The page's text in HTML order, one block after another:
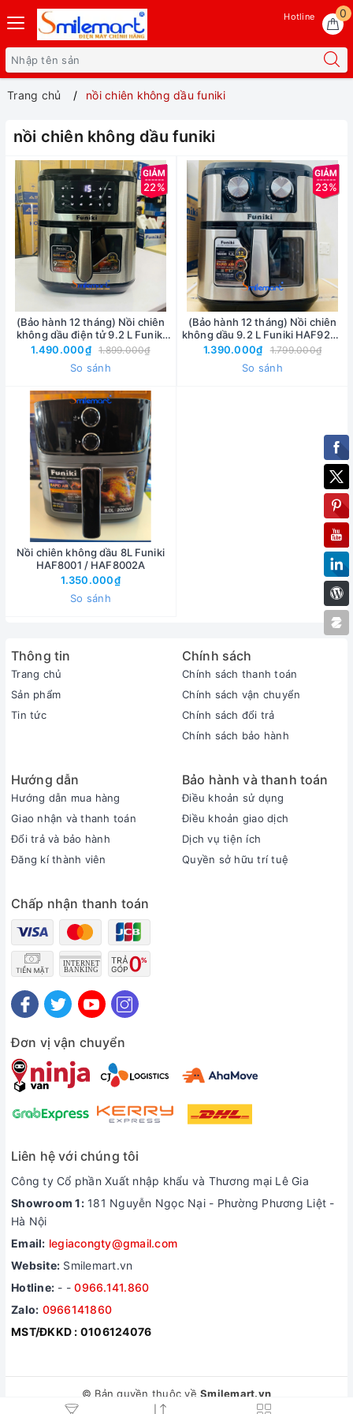
0
Hotline
Trang chủ nồi chiên không dầu funiki
nồi chiên không dầu funiki
22%
(Bảo hành 12 tháng) Nồi chiên
không dầu điện tử 9.2 L Funiki
HAF9204A 1800W, công nghệ
Rapid Air
1.490.000₫ 1.899.000₫
So sánh
23%
(Bảo hành 12 tháng) Nồi chiên
không dầu 9.2 L Funiki HAF9203
1800W, công nghệ Rapid Air
1.390.000₫ 1.799.000₫
So sánh
Nồi chiên không dầu 8L Funiki
HAF8001 / HAF8002A
1.350.000₫
So sánh
Thông tin
Trang chủ
Sản phẩm
Tin tức
Chính sách
Chính sách thanh toán
Chính sách vận chuyển
Chính sách đổi trả
Chính sách bảo hành
Hướng dẫn
Hướng dẫn mua hàng
Giao nhận và thanh toán
Đổi trả và bảo hành
Đăng kí thành viên
Bảo hành và thanh toán
Điều khoản sử dụng
Điều khoản giao dịch
Dịch vụ tiện ích
Quyền sở hữu trí tuệ
Chấp nhận thanh toán
Đơn vị vận chuyển
Liên hệ với chúng tôi
Công ty Cổ phần Xuất nhập khẩu và Thương mại Lê Gia
Showroom 1:181 Nguyễn Ngọc Nại - Phường Phương Liệt -
Hà Nội
Email: legiacongty@gmail.com
Website: Smilemart.vn
Hotline: - -0966.141.860
Zalo: 0966141860
MST/ĐKKD : 0106124076
© Bản quyền thuộc vềSmilemart.vn
Thiết kế website bán hàng
bởi Sapo